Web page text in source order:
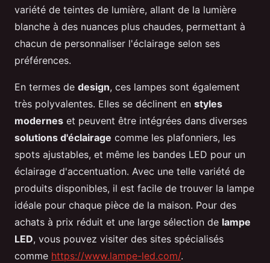
variété de teintes de lumière, allant de la lumière
blanche à des nuances plus chaudes, permettant à
chacun de personnaliser l'éclairage selon ses
préférences.
En termes de design, ces lampes sont également
très polyvalentes. Elles se déclinent en styles
modernes et peuvent être intégrées dans diverses
solutions d'éclairage comme les plafonniers, les
spots ajustables, et même les bandes LED pour un
éclairage d'accentuation. Avec une telle variété de
produits disponibles, il est facile de trouver la lampe
idéale pour chaque pièce de la maison. Pour des
achats à prix réduit et une large sélection de lampe
LED, vous pouvez visiter des sites spécialisés
comme https://www.lampe-led.com/.